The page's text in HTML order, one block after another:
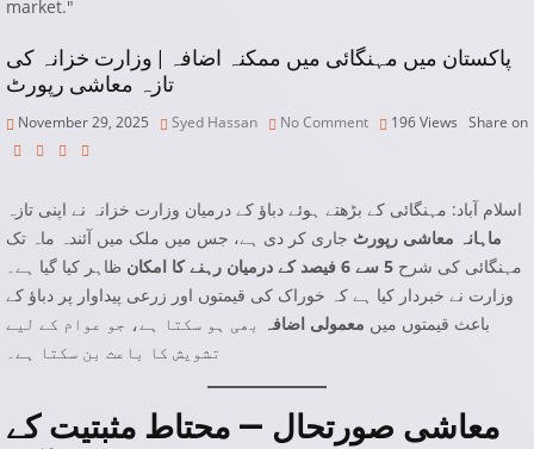
پاکستان میں مہنگائی میں ممکنہ اضافہ | وزارت خزانہ کی
تازہ معاشی رپورٹ
November 29, 2025 Syed Hassan No Comment 196Views Share on
اسلام آباد: مہنگائی کے بڑھتے ہوئے دباؤ کے درمیان وزارت خزانہ نے اپنی تازہ
ماہانہ معاشی رپورٹ جاری کر دی ہے، جس میں ملک میں آئندہ ماہ تک
مہنگائی کی شرح 5 سے 6 فیصد کے درمیان رہنے کا امکان
ظاہر کیا گیا ہے۔
وزارت نے خبردار کیا ہے کہ خوراک کی قیمتوں اور زرعی پیداوار پر دباؤ کے
باعث قیمتوں میں معمولی اضافہ بھی ہو سکتا ہے، جو عوام کے لیے
تشویش کا باعث بن سکتا ہے۔
معاشی صورتحال — محتاط مثبتیت کے